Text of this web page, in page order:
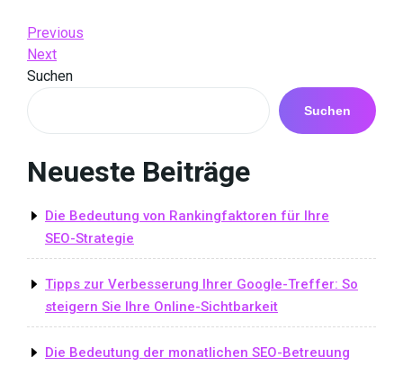
Beitrags-
Navigation
Previous
Post
Previous
Next
Post
Next
Suchen
Suchen
Neueste Beiträge
Die Bedeutung von Rankingfaktoren für Ihre
SEO-Strategie
Tipps zur Verbesserung Ihrer Google-Treffer: So
steigern Sie Ihre Online-Sichtbarkeit
Die Bedeutung der monatlichen SEO-Betreuung